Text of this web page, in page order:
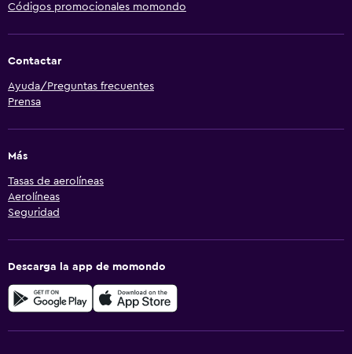
Códigos promocionales momondo
Contactar
Ayuda/Preguntas frecuentes
Prensa
Más
Tasas de aerolíneas
Aerolíneas
Seguridad
Descarga la app de momondo